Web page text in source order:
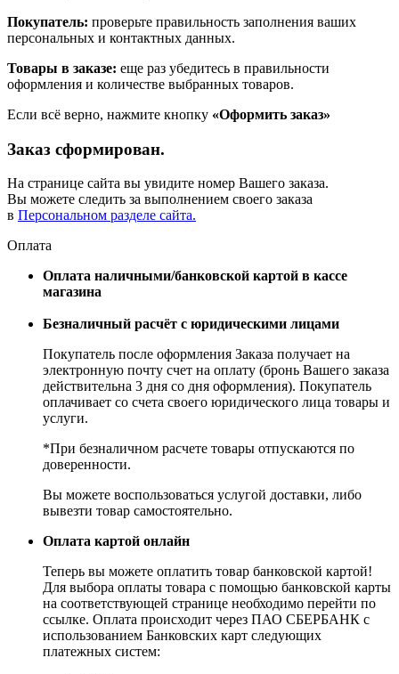
Покупатель: проверьте правильность заполнения ваших
персональных и контактных данных.
Товары в заказе: еще раз убедитесь в правильности
оформления и количестве выбранных товаров.
Если всё верно, нажмите кнопку «Оформить заказ»
Заказ сформирован.
На странице сайта вы увидите номер Вашего заказа.
Вы можете следить за выполнением своего заказа
в Персональном разделе сайта.
Оплата
Оплата наличными/банковской картой в кассе
магазина
Безналичный расчёт с юридическими лицами
Покупатель после оформления Заказа получает на
электронную почту счет на оплату (бронь Вашего заказа
действительна 3 дня со дня оформления). Покупатель
оплачивает со счета своего юридического лица товары и
услуги.
*При безналичном расчете товары отпускаются по
доверенности.
Вы можете воспользоваться услугой доставки, либо
вывезти товар самостоятельно.
Оплата картой онлайн
Теперь вы можете оплатить товар банковской картой!
Для выбора оплаты товара с помощью банковской карты
на соответствующей странице необходимо перейти по
ссылке. Оплата происходит через ПАО СБЕРБАНК с
использованием Банковских карт следующих
платежных систем: